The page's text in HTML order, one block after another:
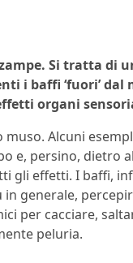
Si tratta di
i baffi ‘fuori’
organi
Alcuni
e, persino, dietro
gli effetti. I baffi,
generale,
per cacciare,
peluria.